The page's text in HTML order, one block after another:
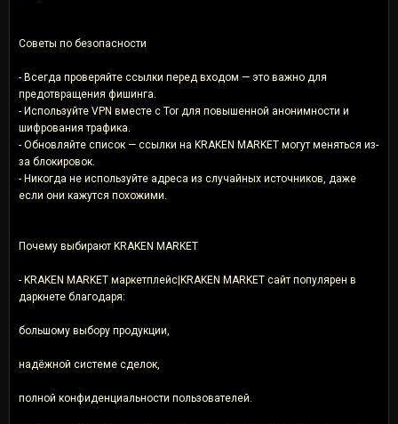
Советы по безопасности
- Всегда проверяйте ссылки перед входом — это важно для
предотвращения фишинга.
- Используйте VPN вместе с Tor для повышенной анонимности и
шифрования трафика.
- Обновляйте список — ссылки на KRAKEN MARKET могут меняться из-
за блокировок.
- Никогда не используйте адреса из случайных источников, даже
если они кажутся похожими.
Почему выбирают KRAKEN MARKET
- KRAKEN MARKET маркетплейс|KRAKEN MARKET сайт популярен в
даркнете благодаря:
большому выбору продукции,
надёжной системе сделок,
полной конфиденциальности пользователей.